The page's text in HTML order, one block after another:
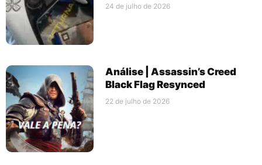
24 de julho de 2026
Análise | Assassin’s Creed
Black Flag Resynced
22 de julho de 2026